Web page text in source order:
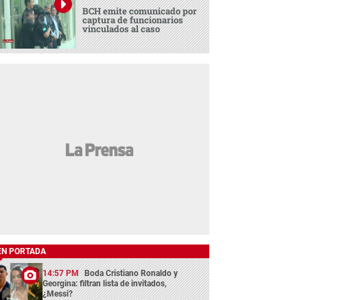
BCH emite comunicado por
captura de funcionarios
vinculados al caso
PORTADA
14:57 PM Boda Cristiano Ronaldo y
Georgina: filtran lista de invitados,
¿Messi?